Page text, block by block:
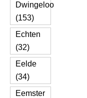
Dwingeloo
(153)
Echten
(32)
Eelde
(34)
Eemster